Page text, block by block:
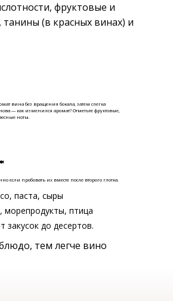
фруктовые и
(в красных винах) и
вина без вращения бокала, затем слегка
— как изменился аромат? Отметьте фруктовые,
ноты.
если пробовать их вместе после второго глотка.
паста, сыры
птица
закусок до десертов.
тем легче вино